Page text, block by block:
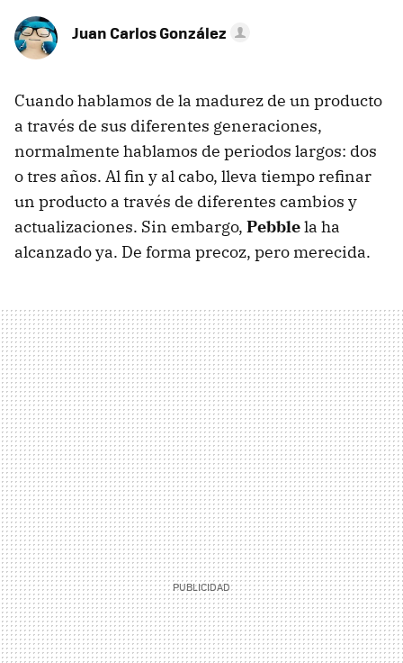
Juan Carlos González
Cuando hablamos de la madurez de un producto
a través de sus diferentes generaciones,
normalmente hablamos de periodos largos: dos
o tres años. Al fin y al cabo, lleva tiempo refinar
un producto a través de diferentes cambios y
actualizaciones. Sin embargo, Pebblela ha
alcanzado ya. De forma precoz, pero merecida.